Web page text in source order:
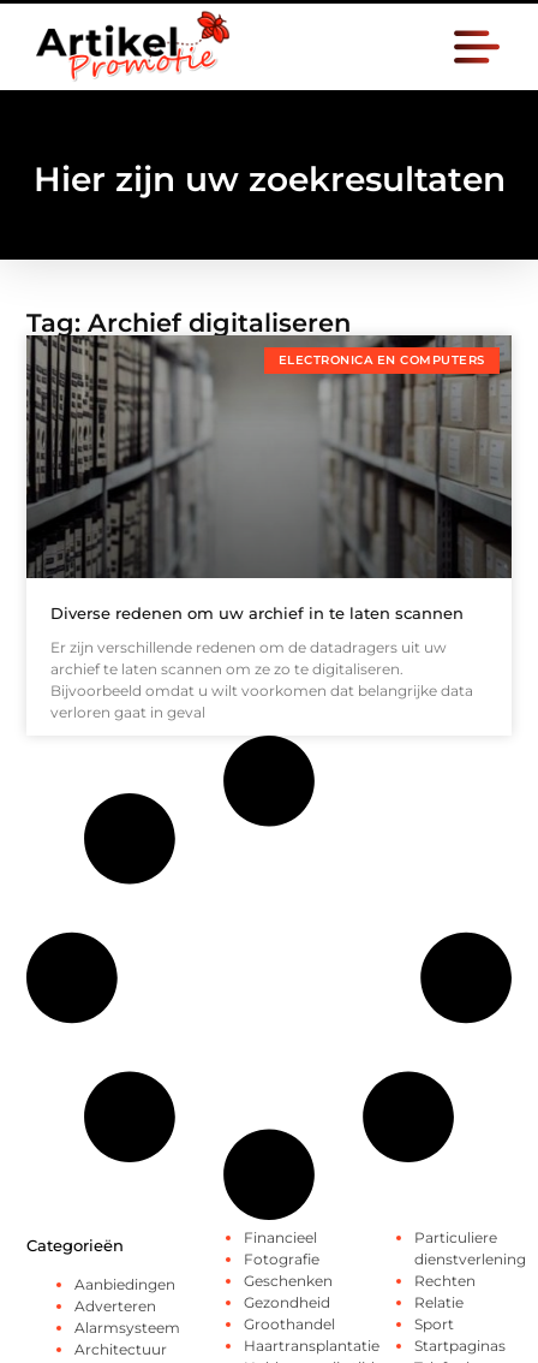
Hier zijn uw zoekresultaten
Tag: Archief digitaliseren
ELECTRONICA EN COMPUTERS
Diverse redenen om uw archief in te laten scannen
Er zijn verschillende redenen om de datadragers uit uw
archief te laten scannen om ze zo te digitaliseren.
Bijvoorbeeld omdat u wilt voorkomen dat belangrijke data
verloren gaat in geval
Categorieën
Aanbiedingen
Adverteren
Alarmsysteem
Architectuur
Financieel
Fotografie
Geschenken
Gezondheid
Groothandel
Haartransplantatie
Particuliere
dienstverlening
Rechten
Relatie
Sport
Startpaginas